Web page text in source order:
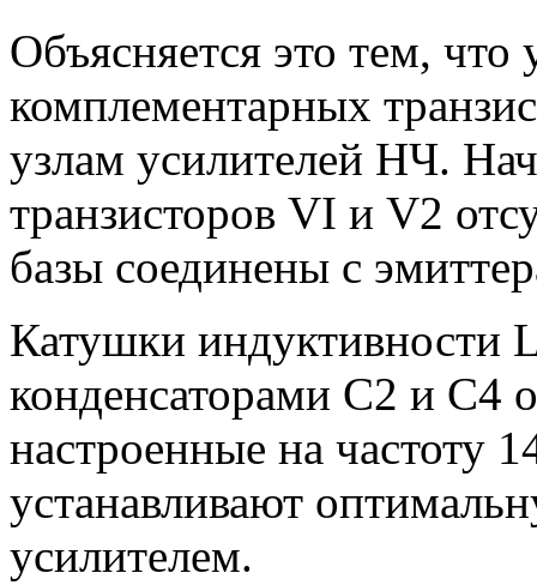
Объясняется это тем, что
комплементарных
узлам усилителей НЧ.
транзисторов VI и V2
базы соединены с
Катушки индуктивности
конденсаторами С2 и С4
настроенные на частоту
устанавливают
усилителем.